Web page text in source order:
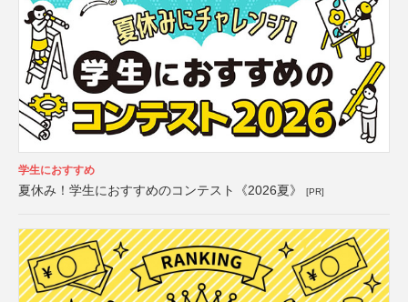
学生におすすめ
夏休み！学生におすすめのコンテスト《2026夏》 [PR]